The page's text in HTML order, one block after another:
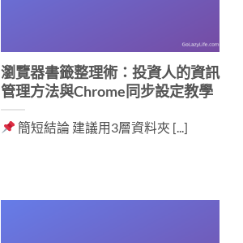
瀏覽器書籤整理術：投資人的資訊
管理方法與Chrome同步設定教學
簡短結論 建議用3層資料夾 [...]